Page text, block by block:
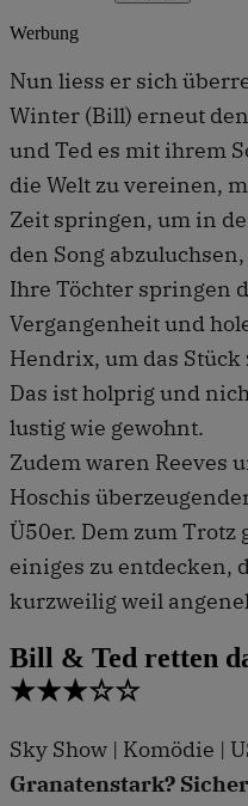
Werbung
Nun liess er sich
Winter (Bill) erneut
und Ted es mit ihrem
die Welt zu vereinen,
Zeit springen, um in
den Song
Ihre Töchter springen
Vergangenheit und
Hendrix, um das
Das ist holprig und
lustig wie gewohnt.
Zudem waren Reeves
Hoschis
Ü50er. Dem zum Trotz
einiges zu entdecken,
kurzweilig weil
Bill & Ted retten
★★★☆☆
Sky Show | Komödie |
Granatenstark?